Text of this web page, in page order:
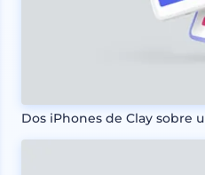
Dos iPhones de Clay sobre